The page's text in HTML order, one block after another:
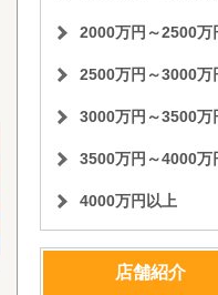
2000万円～2500万
2500万円～3000万
3000万円～3500万
3500万円～4000万
4000万円以上
店舗紹介